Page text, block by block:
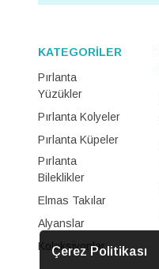
Çerez Politikası
KATEGORİLER
Pırlanta
Yüzükler
Pırlanta Kolyeler
Pırlanta Küpeler
Pırlanta
Bileklikler
Elmas Takılar
Alyanslar
Koleksiyonlar